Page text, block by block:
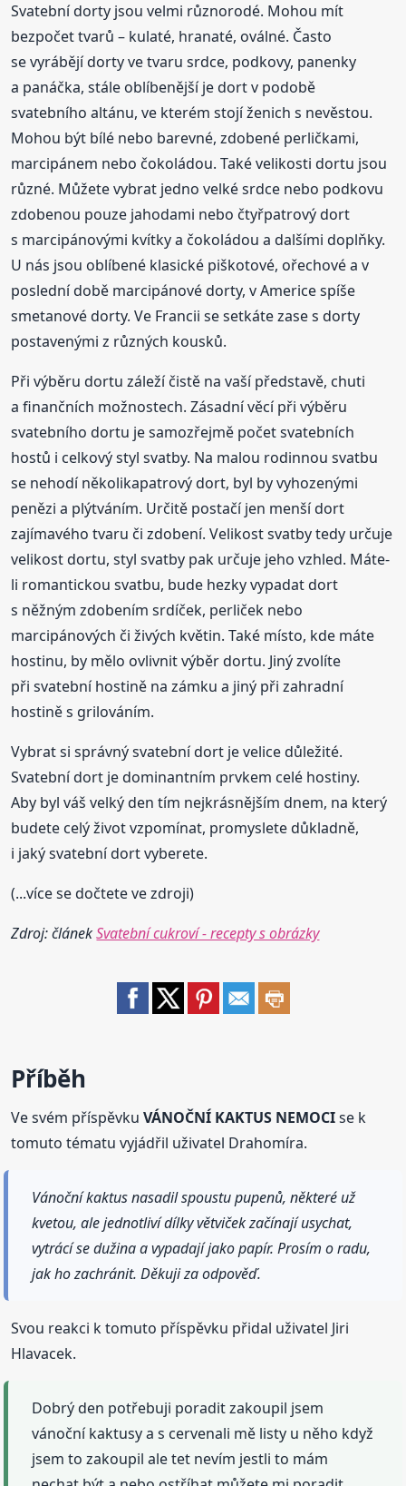
Svatební dorty jsou velmi různorodé. Mohou mít
bezpočet tvarů – kulaté, hranaté, oválné. Často
se vyrábějí dorty ve tvaru srdce, podkovy, panenky
a panáčka, stále oblíbenější je dort v podobě
svatebního altánu, ve kterém stojí ženich s nevěstou.
Mohou být bílé nebo barevné, zdobené perličkami,
marcipánem nebo čokoládou. Také velikosti dortu jsou
různé. Můžete vybrat jedno velké srdce nebo podkovu
zdobenou pouze jahodami nebo čtyřpatrový dort
s marcipánovými kvítky a čokoládou a dalšími doplňky.
U nás jsou oblíbené klasické piškotové, ořechové a v
poslední době marcipánové dorty, v Americe spíše
smetanové dorty. Ve Francii se setkáte zase s dorty
postavenými z různých kousků.
Při výběru dortu záleží čistě na vaší představě, chuti
a finančních možnostech. Zásadní věcí při výběru
svatebního dortu je samozřejmě počet svatebních
hostů i celkový styl svatby. Na malou rodinnou svatbu
se nehodí několikapatrový dort, byl by vyhozenými
penězi a plýtváním. Určitě postačí jen menší dort
zajímavého tvaru či zdobení. Velikost svatby tedy určuje
velikost dortu, styl svatby pak určuje jeho vzhled. Máte-
li romantickou svatbu, bude hezky vypadat dort
s něžným zdobením srdíček, perliček nebo
marcipánových či živých květin. Také místo, kde máte
hostinu, by mělo ovlivnit výběr dortu. Jiný zvolíte
při svatební hostině na zámku a jiný při zahradní
hostině s grilováním.
Vybrat si správný svatební dort je velice důležité.
Svatební dort je dominantním prvkem celé hostiny.
Aby byl váš velký den tím nejkrásnějším dnem, na který
budete celý život vzpomínat, promyslete důkladně,
i jaký svatební dort vyberete.
(...více se dočtete ve zdroji)
Zdroj: článekSvatební cukroví - recepty s obrázky
Příběh
Ve svém příspěvkuVÁNOČNÍ KAKTUS NEMOCIse k
tomuto tématu vyjádřil uživatel Drahomíra.
Vánoční kaktus nasadil spoustu pupenů, některé už
kvetou, ale jednotliví dílky větviček začínají usychat,
vytrácí se dužina a vypadají jako papír. Prosím o radu,
jak ho zachránit. Děkuji za odpověď.
Svou reakci k tomuto příspěvku přidal uživatel Jiri
Hlavacek.
Dobrý den potřebuji poradit zakoupil jsem
vánoční kaktusy a s cervenali mě listy u něho když
jsem to zakoupil ale tet nevím jestli to mám